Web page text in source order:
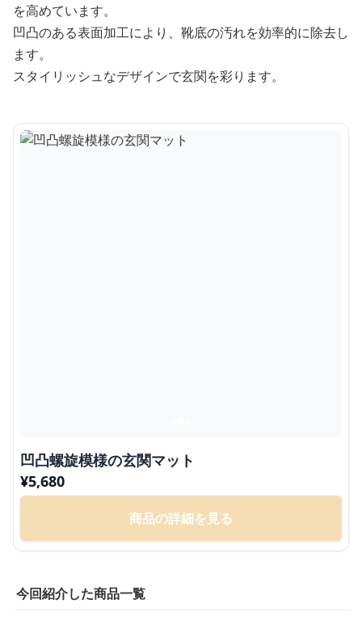
を高めています。
凹凸のある表面加工により、靴底の汚れを効率的に除去し
ます。
スタイリッシュなデザインで玄関を彩ります。
凹凸螺旋模様の玄関マット
¥5,680
商品の詳細を見る
今回紹介した商品一覧